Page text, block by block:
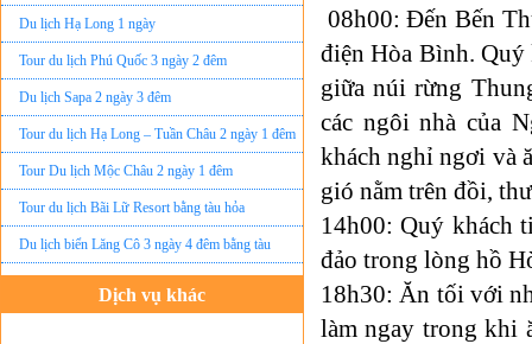
Du lịch Hạ Long 1 ngày
Tour du lịch Phú Quốc 3 ngày 2 đêm
Du lịch Sapa 2 ngày 3 đêm
Tour du lịch Hạ Long – Tuần Châu 2 ngày 1 đêm
Tour Du lịch Mộc Châu 2 ngày 1 đêm
Tour du lịch Bãi Lữ Resort bằng tàu hỏa
Du lịch biển Lăng Cô 3 ngày 4 đêm bằng tàu
Dịch vụ khác
Đặt vé máy bay giá rẻ
08h00: Đến Bến
điện Hòa Bình.
giữa núi rừng
các ngôi nhà của
khách nghỉ ngơi và
gió nằm trên đồi,
14h00: Quý khách
đảo trong lòng hồ
18h30: Ăn tối với
làm ngay trong khi